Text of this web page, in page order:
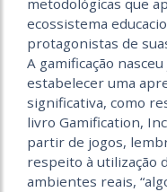
ecossistema
protagonistas de
A gamificação
estabelecer uma
significativa, como
livro Gamification,
partir de jogos,
respeito à utilização
ambientes reais,